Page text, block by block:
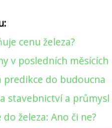
cenu železa?
v posledních měsících
predikce do budoucna
stavebnictví a průmysl
do železa: Ano či ne?